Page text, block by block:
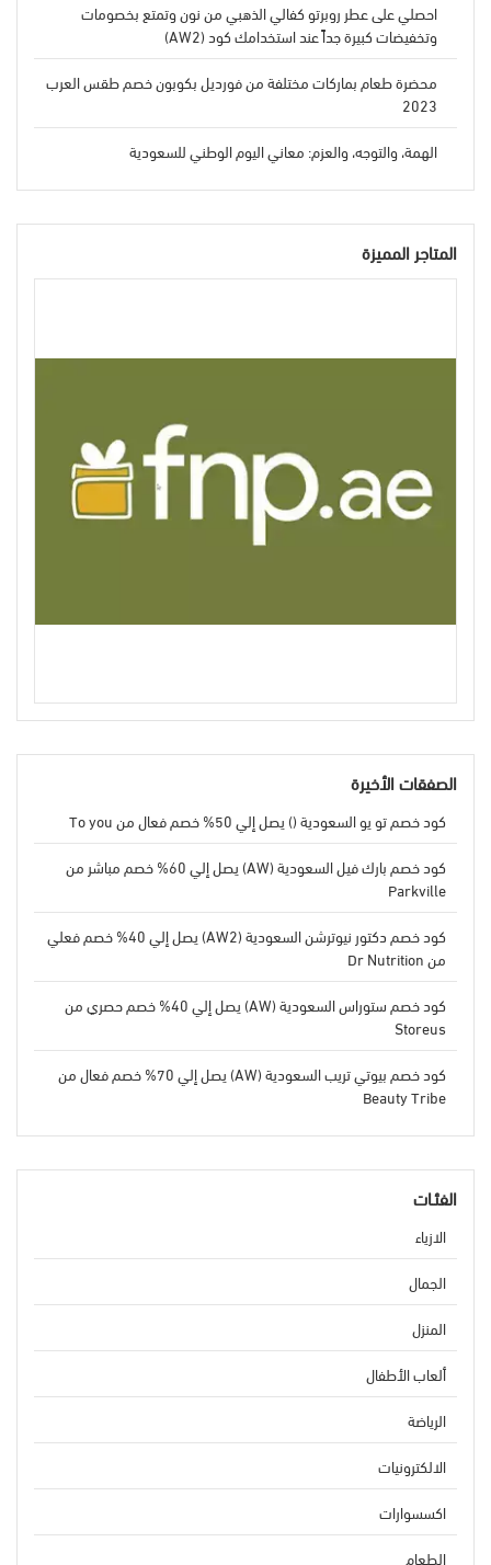
احصلي على عطر روبرتو كفالي الذهبي من نون وتمتع بخصومات
وتخفيضات كبيرة جداً عند استخدامك كود (AW2)
محضرة طعام بماركات مختلفة من فورديل بكوبون خصم طقس العرب
2023
الهمة، والتوجه، والعزم: معاني اليوم الوطني للسعودية
المتاجر المميزة
الصفقات الأخيرة
كود خصم تو يو السعودية () يصل إلي 50% خصم فعال من To you
كود خصم بارك فيل السعودية (AW) يصل إلي 60% خصم مباشر من
Parkville
كود خصم دكتور نيوترشن السعودية (AW2) يصل إلي 40% خصم فعلي
من Dr Nutrition
كود خصم ستوراس السعودية (AW) يصل إلي 40% خصم حصري من
Storeus
كود خصم بيوتي تريب السعودية (AW) يصل إلي 70% خصم فعال من
Beauty Tribe
الفئـات
الازياء
الجمال
المنزل
ألعاب الأطفال
الرياضة
الالكترونيات
اكسسوارات
الطعام